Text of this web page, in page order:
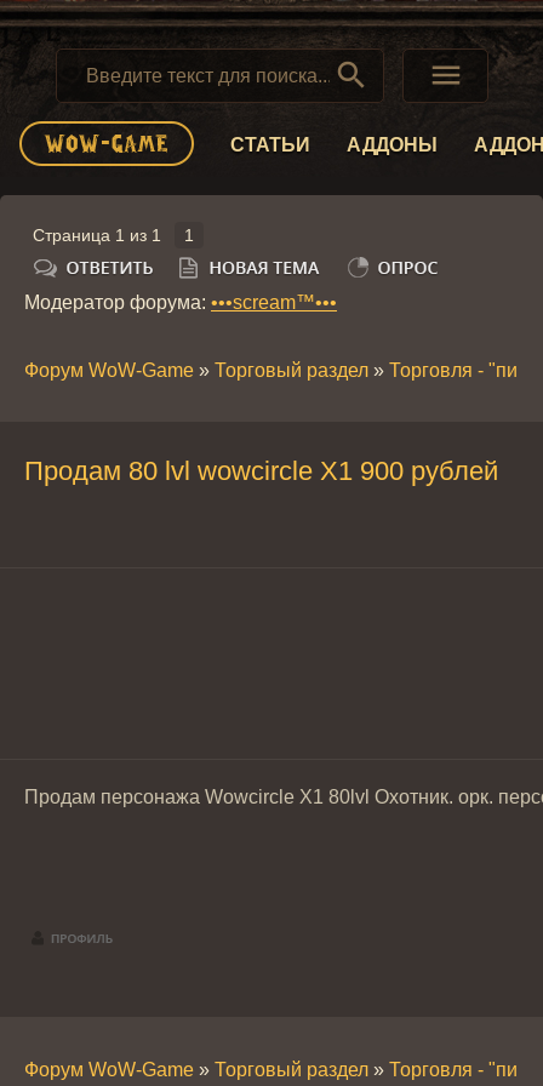
 
СТАТЬИ АДДОНЫ
Страница 1 из 1 1
Модератор форума: •••scream™•••
Форум WoW-Game » Торговый раздел » Торговля -
Продам 80 lvl wowcircle X1 900 рублей
Продам персонажа Wowcircle X1 80lvl Охотник. орк.
Форум WoW-Game » Торговый раздел » Торговля -